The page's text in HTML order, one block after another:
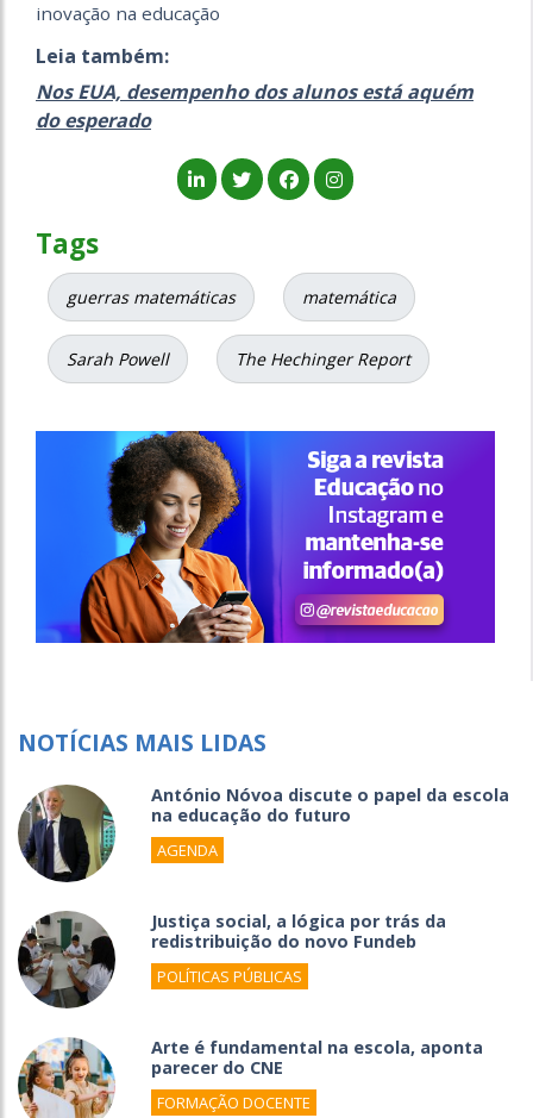
inovação na educação
Leia também:
Nos EUA, desempenho dos alunos está aquém
do esperado
Tags
guerras matemáticas matemática
Sarah Powell The Hechinger Report
NOTÍCIAS MAIS LIDAS
António Nóvoa discute o papel da escola
na educação do futuro
AGENDA
Justiça social, a lógica por trás da
redistribuição do novo Fundeb
POLÍTICAS PÚBLICAS
Arte é fundamental na escola, aponta
parecer do CNE
FORMAÇÃO DOCENTE